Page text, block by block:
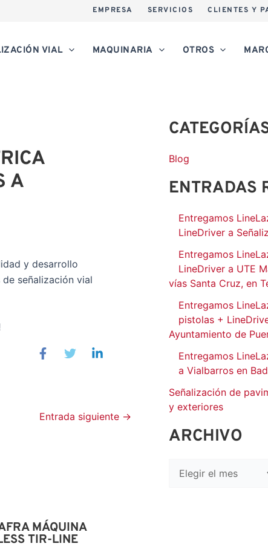
EMPRESA SERVICIOS CLIENTES Y
VIAL MAQUINARIA OTROS
A
y desarrollo
señalización vial
Entrada siguiente →
MÁQUINA
TIR-LINE
Blog
ENTRADAS
Entregamos
LineDriver a
Entregamos
LineDriver a UTE
vías Santa Cruz, en
Entregamos
pistolas +
Ayuntamiento de
Entregamos
a Vialbarros en
Señalización de
y exteriores
ARCHIVO
A
o